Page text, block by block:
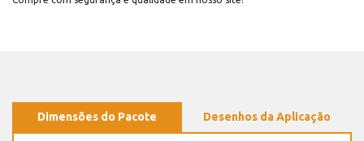
Dimensões do Pacote Desenhos da Aplicação